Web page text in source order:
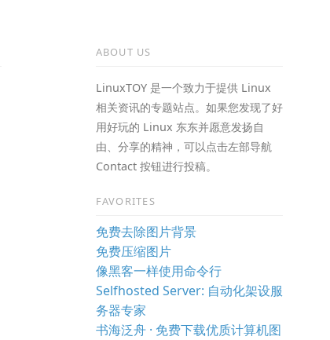
ABOUT US
LinuxTOY 是一个致力于提供 Linux
相关资讯的专题站点。如果您发现了好
用好玩的 Linux 东东并愿意发扬自
由、分享的精神，可以点击左部导航
Contact 按钮进行投稿。
FAVORITES
免费去除图片背景
免费压缩图片
像黑客一样使用命令行
Selfhosted Server: 自动化架设服
务器专家
书海泛舟 · 免费下载优质计算机图